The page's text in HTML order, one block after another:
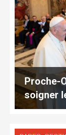
Proche-
soigner